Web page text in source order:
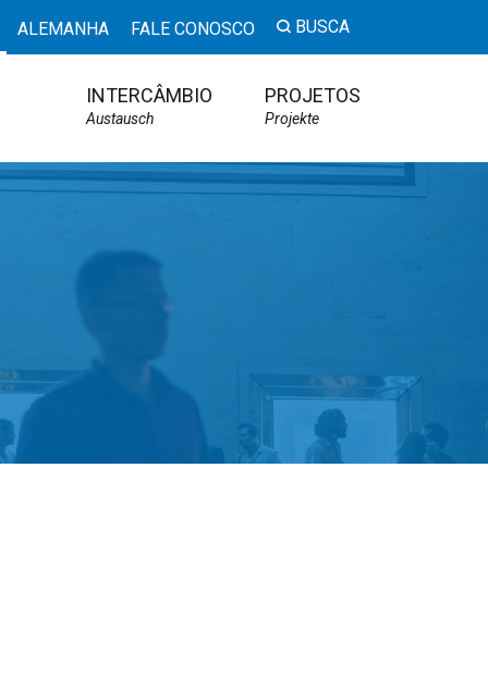
ALEMANHA FALE CONOSCO BUSCA
INTERCÂMBIO
Austausch
PROJETOS
Projekte